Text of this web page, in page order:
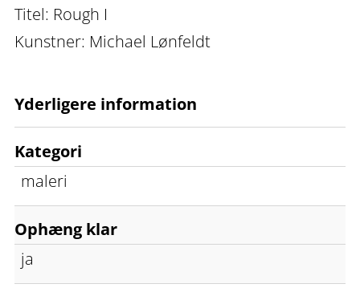
Titel: Rough I
Kunstner: Michael Lønfeldt
Yderligere information
Kategori
maleri
Ophæng klar
ja